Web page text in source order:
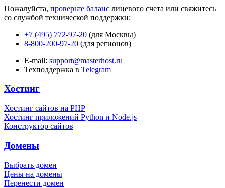
Пожалуйста, проверьте баланс лицевого счета или свяжитесь
со службой технической поддержки:
+7 (495) 772-97-20 (для Москвы)
8-800-200-97-20 (для регионов)
E-mail: support@masterhost.ru
Техподдержка в Telegram
Хостинг
Хостинг сайтов на PHP
Хостинг приложений Python и Node.js
Конструктор сайтов
Домены
Выбрать домен
Цены на домены
Перенести домен